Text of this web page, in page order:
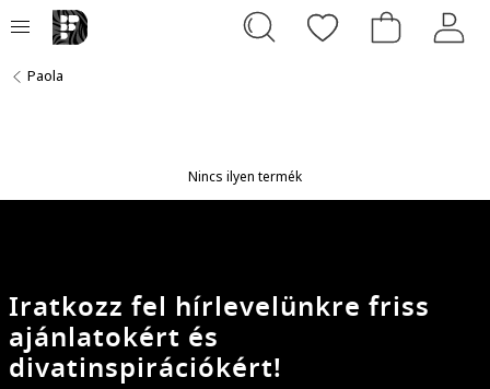
Paola
Nincs ilyen termék
Iratkozz fel hírlevelünkre friss
ajánlatokért és
divatinspirációkért!